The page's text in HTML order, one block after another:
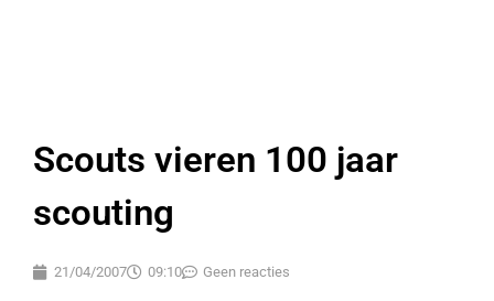
Scouts vieren 100 jaar
scouting
21/04/2007 09:10 Geen reacties